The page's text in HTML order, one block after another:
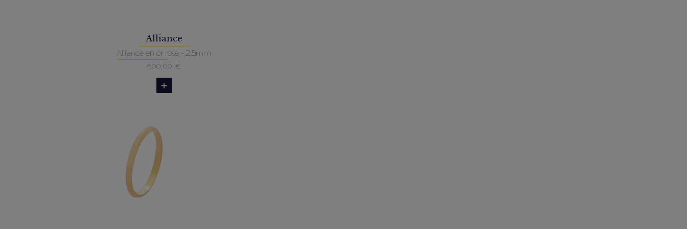
Alliance
Alliance en or rose - 2.5mm
600,00 €